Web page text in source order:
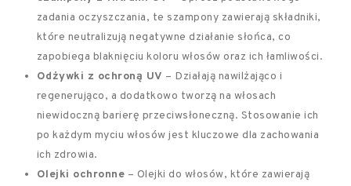
zadania oczyszczania, te szampony zawierają składniki,
które neutralizują negatywne działanie słońca, co
zapobiega blaknięciu koloru włosów oraz ich łamliwości.
Odżywki z ochroną UV – Działają nawilżająco i
regenerująco, a dodatkowo tworzą na włosach
niewidoczną barierę przeciwsłoneczną. Stosowanie ich
po każdym myciu włosów jest kluczowe dla zachowania
ich zdrowia.
Olejki ochronne – Olejki do włosów, które zawierają